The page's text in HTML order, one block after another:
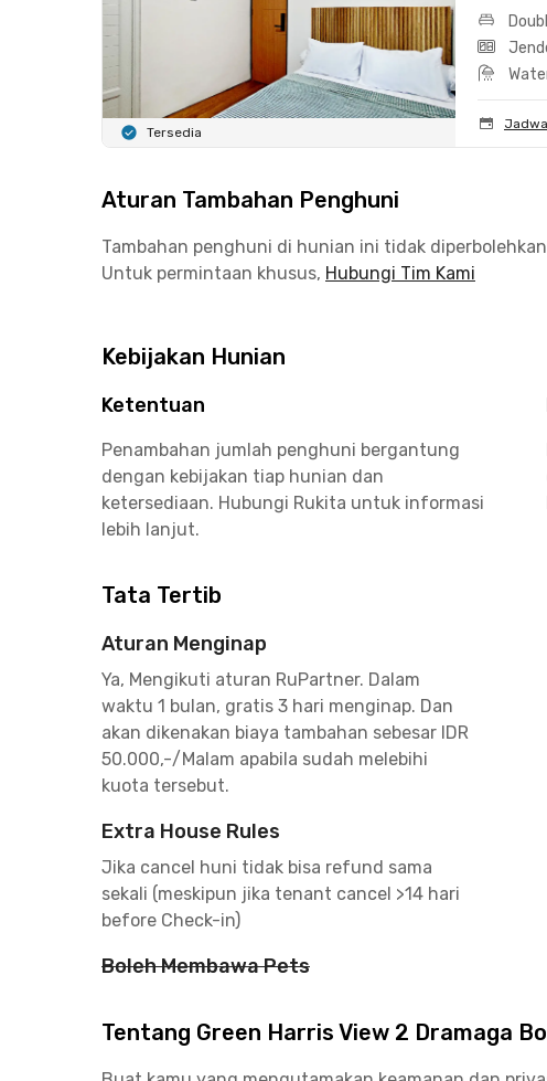
Tersedia
Aturan Tambahan Penghuni
Tambahan penghuni di hunian ini tidak diperbolehkan
Untuk permintaan khusus, Hubungi Tim Kami
Kebijakan Hunian
Ketentuan
Penambahan jumlah penghuni bergantung
dengan kebijakan tiap hunian dan
ketersediaan. Hubungi Rukita untuk informasi
lebih lanjut.
Tata Tertib
Aturan Menginap
Ya, Mengikuti aturan RuPartner. Dalam
waktu 1 bulan, gratis 3 hari menginap. Dan
akan dikenakan biaya tambahan sebesar IDR
50.000,-/Malam apabila sudah melebihi
kuota tersebut.
Extra House Rules
Jika cancel huni tidak bisa refund sama
sekali (meskipun jika tenant cancel >14 hari
before Check-in)
Boleh Membawa Pets
Tentang Green Harris View 2 Dramaga